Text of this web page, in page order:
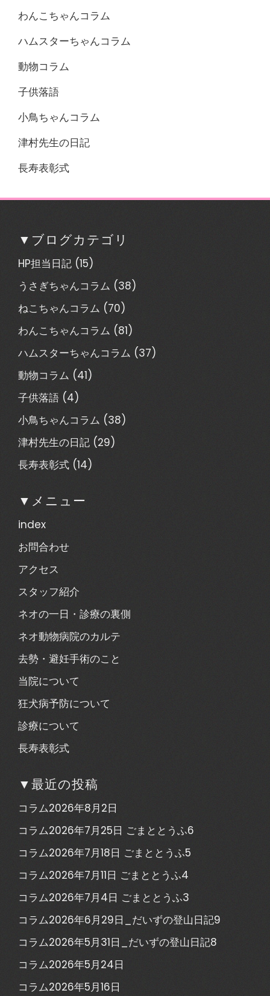
わんこちゃんコラム
ハムスターちゃんコラム
動物コラム
子供落語
小鳥ちゃんコラム
津村先生の日記
長寿表彰式
▼ブログカテゴリ
HP担当日記 (15)
うさぎちゃんコラム (38)
ねこちゃんコラム (70)
わんこちゃんコラム (81)
ハムスターちゃんコラム (37)
動物コラム (41)
子供落語 (4)
小鳥ちゃんコラム (38)
津村先生の日記 (29)
長寿表彰式 (14)
▼メニュー
index
お問合わせ
アクセス
スタッフ紹介
ネオの一日・診療の裏側
ネオ動物病院のカルテ
去勢・避妊手術のこと
当院について
狂犬病予防について
診療について
長寿表彰式
▼最近の投稿
コラム2026年8月2日
コラム2026年7月25日 ごまととうふ6
コラム2026年7月18日 ごまととうふ5
コラム2026年7月11日 ごまととうふ4
コラム2026年7月4日 ごまととうふ3
コラム2026年6月29日_だいずの登山日記9
コラム2026年5月31日_だいずの登山日記8
コラム2026年5月24日
コラム2026年5月16日